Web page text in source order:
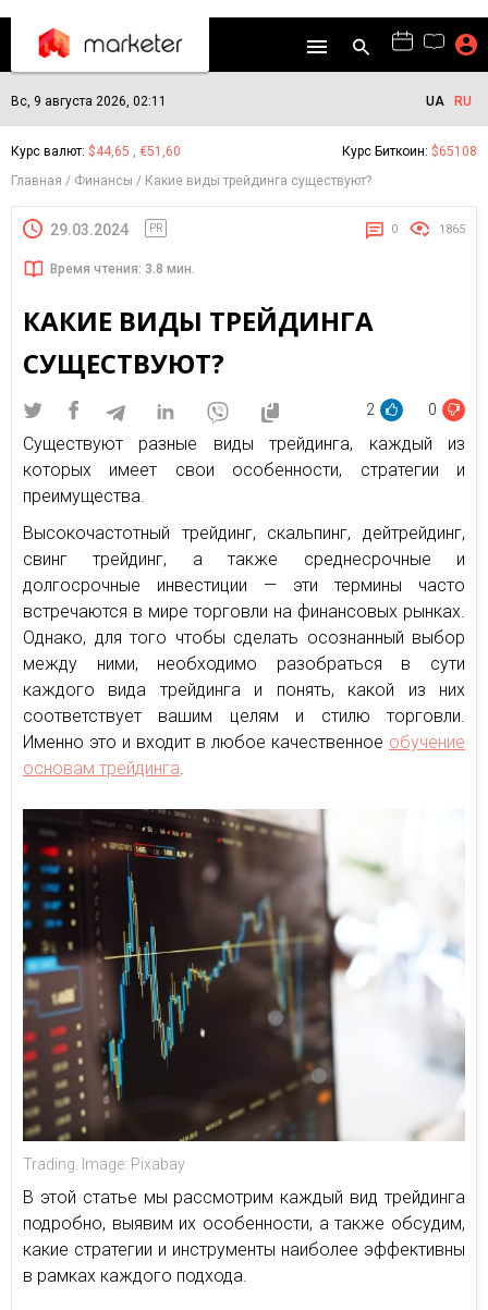
Вс, 9 августа 2026, 02:11 UA RU
Курс валют: $44,65 , €51,60 Курс Биткоин: $65108
Главная
Финансы Какие виды трейдинга существуют?
29.03.2024 PR 0 1865
Время чтения: 3.8 мин.
КАКИЕ ВИДЫ ТРЕЙДИНГА
СУЩЕСТВУЮТ?
2 0
Существуют разные виды трейдинга, каждый из
которых имеет свои особенности, стратегии и
преимущества.
Высокочастотный трейдинг, скальпинг, дейтрейдинг,
свинг трейдинг, а также среднесрочные и
долгосрочные инвестиции — эти термины часто
встречаются в мире торговли на финансовых рынках.
Однако, для того чтобы сделать осознанный выбор
между ними, необходимо разобраться в сути
каждого вида трейдинга и понять, какой из них
соответствует вашим целям и стилю торговли.
Именно это и входит в любое качественное обучение
основам трейдинга.
Trading. Image: Pixabay
В этой статье мы рассмотрим каждый вид трейдинга
подробно, выявим их особенности, а также обсудим,
какие стратегии и инструменты наиболее эффективны
в рамках каждого подхода.